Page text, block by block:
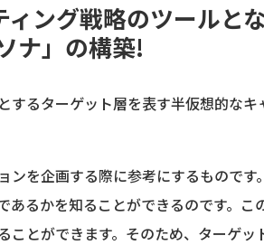
ング戦略のツールと
ナ」の構築!
するターゲット層を表す半仮想的な
ンを企画する際に参考にするものです
るかを知ることができるのです。
とができます。そのため、ターゲ